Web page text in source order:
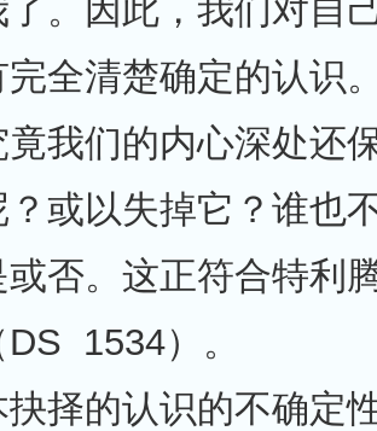
。因此，我们对自
全清楚确定的认识
我们的内心深处还
？或以失掉它？谁也
否。这正符合特利
1534）。
抉择的认识的不确定